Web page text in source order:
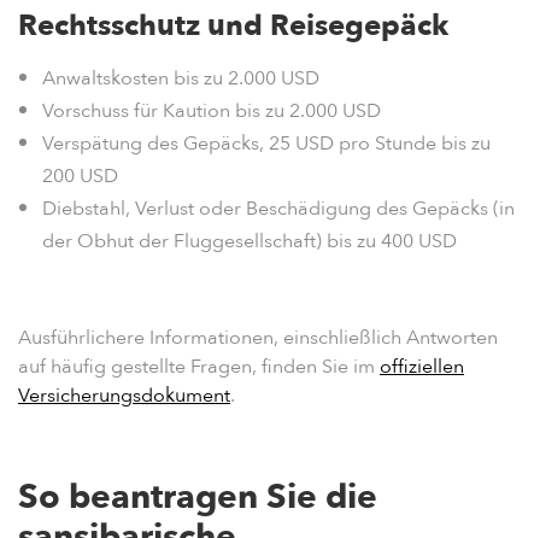
Rechtsschutz und Reisegepäck
Anwaltskosten bis zu 2.000 USD
Vorschuss für Kaution bis zu 2.000 USD
Verspätung des Gepäcks, 25 USD pro Stunde bis zu
200 USD
Diebstahl, Verlust oder Beschädigung des Gepäcks (in
der Obhut der Fluggesellschaft) bis zu 400 USD
Ausführlichere Informationen, einschließlich Antworten
auf häufig gestellte Fragen, finden Sie im offiziellen
Versicherungsdokument.
So beantragen Sie die